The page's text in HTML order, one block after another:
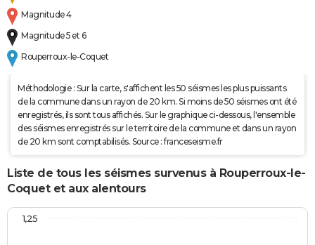
Magnitude 4
Magnitude 5 et 6
Rouperroux-le-Coquet
Méthodologie : Sur la carte, s'affichent les 50 séismes les plus puissants
de la commune dans un rayon de 20 km. Si moins de 50 séismes ont été
enregistrés, ils sont tous affichés. Sur le graphique ci-dessous, l'ensemble
des séismes enregistrés sur le territoire de la commune et dans un rayon
de 20 km sont comptabilisés. Source : franceseisme.fr
Liste de tous les séismes survenus à Rouperroux-le-
Coquet et aux alentours
1,25